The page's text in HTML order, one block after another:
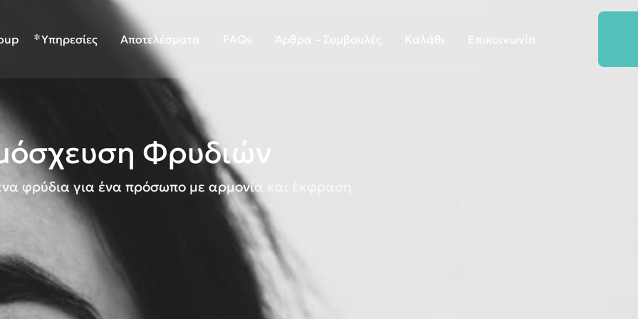
Υπηρεσίες Αποτελέσματα FAQs Άρθρα – Συμβουλές Καλάθι Επικοινωνία
Φρυδιών
φρύδια για ένα πρόσωπο με αρμονία και έκφραση